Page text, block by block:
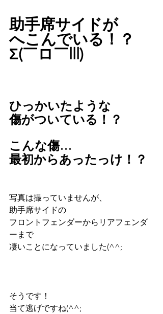
助手席サイドが
へこんでいる！？
Σ(￣ロ￣lll)
ひっかいたような
傷がついている！？
こんな傷…
最初からあったっけ！？
写真は撮っていませんが、
助手席サイドの
フロントフェンダーからリアフェンダ
ーまで
凄いことになっていました(^^;
そうです！
当て逃げですね(^^;